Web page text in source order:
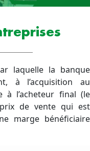
laquelle la banque
à l’acquisition au
à l’acheteur final (le
de vente qui est
marge bénéficiaire